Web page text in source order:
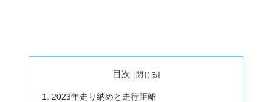
目次
2023年走り納めと走行距離